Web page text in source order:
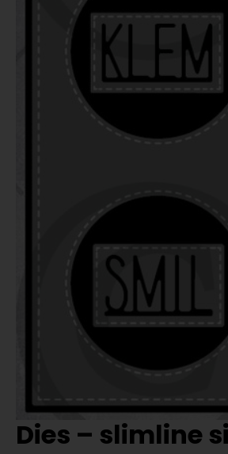
Dies – slimline